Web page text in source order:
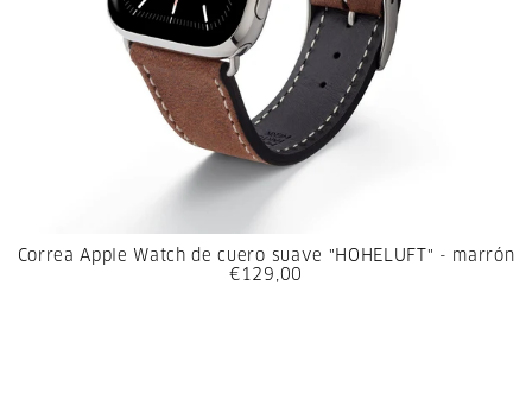
Correa Apple Watch de cuero suave "HOHELUFT" - marrón
€129,00